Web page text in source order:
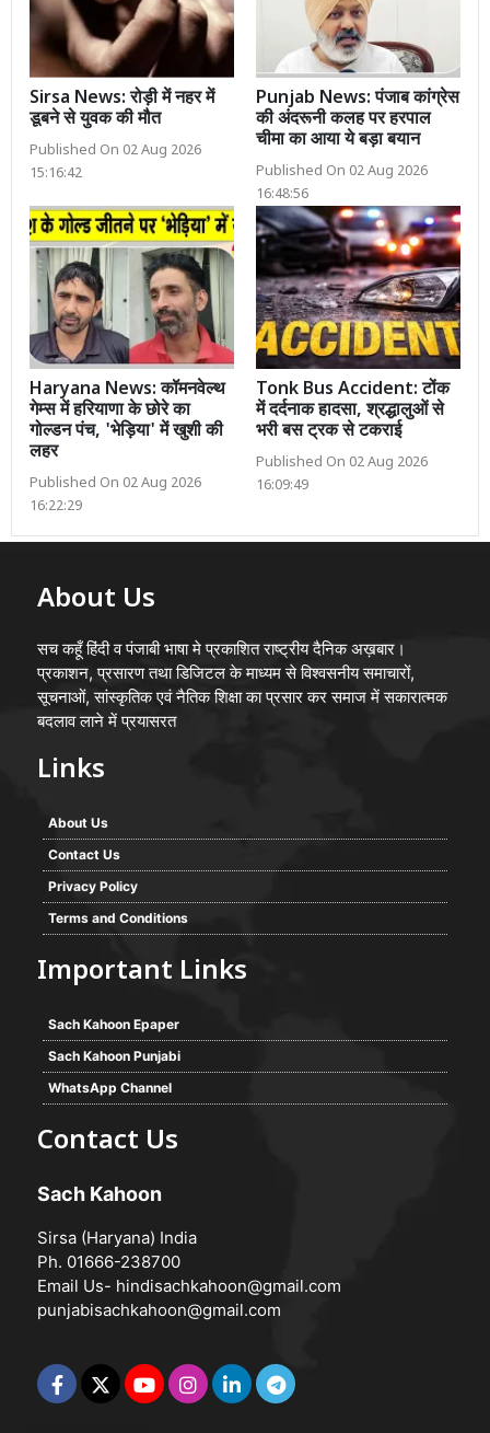
Sirsa News: रोड़ी में नहर में
डूबने से युवक की मौत
Published On 02 Aug 2026
15:16:42
Punjab News: पंजाब कांग्रेस
की अंदरूनी कलह पर हरपाल
चीमा का आया ये बड़ा बयान
Published On 02 Aug 2026
16:48:56
Haryana News: कॉमनवेल्थ
गेम्स में हरियाणा के छोरे का
गोल्डन पंच, 'भेड़िया' में खुशी की
लहर
Published On 02 Aug 2026
16:22:29
Tonk Bus Accident: टोंक
में दर्दनाक हादसा, श्रद्धालुओं से
भरी बस ट्रक से टकराई
Published On 02 Aug 2026
16:09:49
About Us
सच कहूँ हिंदी व पंजाबी भाषा मे प्रकाशित राष्ट्रीय दैनिक अख़बार।
प्रकाशन, प्रसारण तथा डिजिटल के माध्यम से विश्वसनीय समाचारों,
सूचनाओं, सांस्कृतिक एवं नैतिक शिक्षा का प्रसार कर समाज में सकारात्मक
बदलाव लाने में प्रयासरत
Links
About Us
Contact Us
Privacy Policy
Terms and Conditions
Important Links
Sach Kahoon Epaper
Sach Kahoon Punjabi
WhatsApp Channel
Contact Us
Sach Kahoon
Sirsa (Haryana) India
Ph. 01666-238700
Email Us- hindisachkahoon@gmail.com
punjabisachkahoon@gmail.com